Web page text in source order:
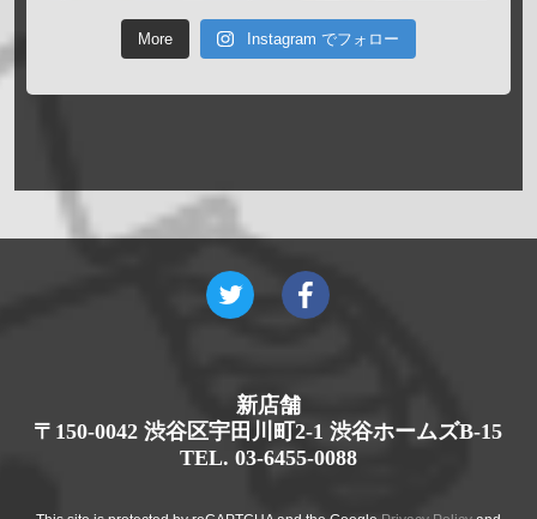
More Instagram でフォロー
新店舗
〒150-0042 渋谷区宇田川町2-1 渋谷ホームズB-15
TEL. 03-6455-0088